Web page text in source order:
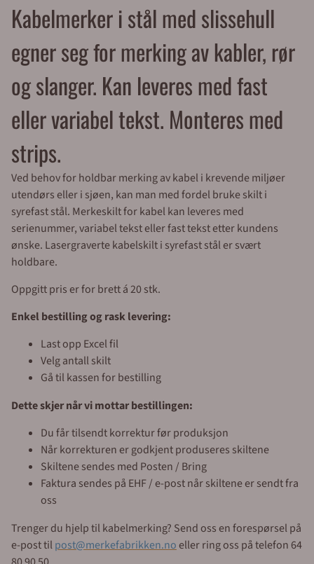
Kabelmerker i stål med slissehull
egner seg for merking av kabler, rør
og slanger. Kan leveres med fast
eller variabel tekst. Monteres med
strips.
Ved behov for holdbar merking av kabel i krevende miljøer
utendørs eller i sjøen, kan man med fordel bruke skilt i
syrefast stål. Merkeskilt for kabel kan leveres med
serienummer, variabel tekst eller fast tekst etter kundens
ønske. Lasergraverte kabelskilt i syrefast stål er svært
holdbare.
Oppgitt pris er for brett á 20 stk.
Enkel bestilling og rask levering:
Last opp Excel fil
Velg antall skilt
Gå til kassen for bestilling
Dette skjer når vi mottar bestillingen:
Du får tilsendt korrektur før produksjon
Når korrekturen er godkjent produseres skiltene
Skiltene sendes med Posten / Bring
Faktura sendes på EHF / e-post når skiltene er sendt fra
oss
Trenger du hjelp til kabelmerking? Send oss en forespørsel på
e-post tilpost@merkefabrikken.noeller ring oss på telefon 64